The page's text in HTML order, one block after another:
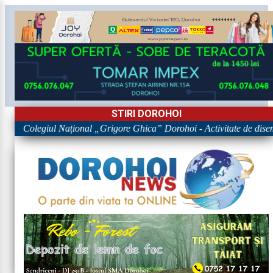
STIRI DOROHOI
Național „Grigore Ghica” Dorohoi - Activitate de diseminare